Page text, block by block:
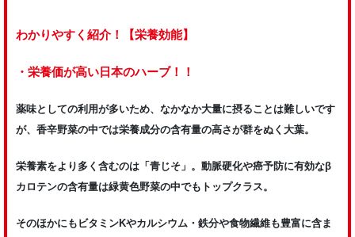
わかりやすく紹介！【栄養効能】
・栄養価が高い日本のハーブ！！
薬味としての利用が多いため、なかなか大量に摂ることは難しいです
が、香辛野菜の中では栄養成分の含有量の高さが群をぬく大葉。
栄養素をより多く含むのは「青じそ」。動脈硬化や癌予防に有効なβ
カロテンの含有量は緑黄色野菜の中でもトップクラス。
そのほかにもビタミンKやカルシウム・鉄分や食物繊維も豊富に含ま